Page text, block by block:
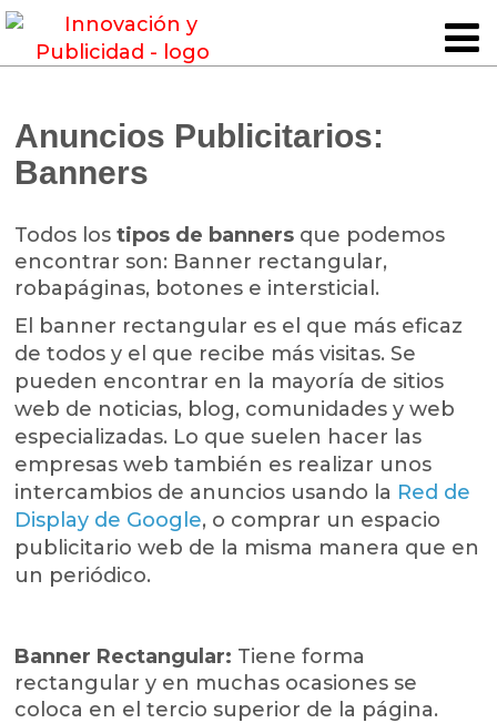
Anuncios Publicitarios:
Banners
Todos los tipos de banners que podemos
encontrar son: Banner rectangular,
robapáginas, botones e intersticial.
El banner rectangular es el que más eficaz
de todos y el que recibe más visitas. Se
pueden encontrar en la mayoría de sitios
web de noticias, blog, comunidades y web
especializadas. Lo que suelen hacer las
empresas web también es realizar unos
intercambios de anuncios usando la Red de
Display de Google, o comprar un espacio
publicitario web de la misma manera que en
un periódico.
Banner Rectangular: Tiene forma
rectangular y en muchas ocasiones se
coloca en el tercio superior de la página.